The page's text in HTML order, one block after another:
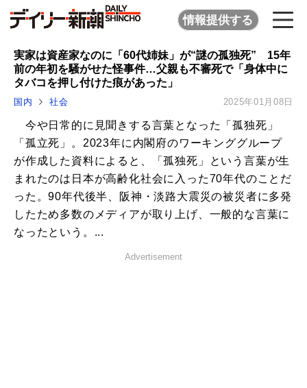
情報提供する
実家は資産家なのに「60代姉妹」が“謎の孤独死” 15年
前の年初を騒がせた怪事件…父親も不審死で「身体中に
タバコを押し付けた痕があった」
国内 社会 2025年01月08日
今や日常的に見聞きする言葉となった「孤独死」
「孤立死」。2023年に内閣府のワーキンググループ
が作成した資料によると、「孤独死」という言葉が生
まれたのは日本が高齢化社会に入った70年代のことだ
った。90年代後半、阪神・淡路大震災の被災者に多発
したため多数のメディアが取り上げ、一般的な言葉に
なったという。...
Advertisement